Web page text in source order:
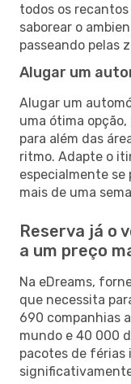
todos os
saborear o
passeando pelas
Alugar um
Alugar um
uma ótima
para além das
ritmo. Adapte o
especialmente
mais de uma
Reserva já o
a um preço
Na eDreams,
que necessita
690 companhias
mundo e 40 000
pacotes de férias